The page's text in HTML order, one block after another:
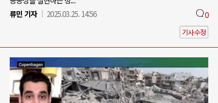
류민 기자
2025.03.25. 14:56 0
기사수정